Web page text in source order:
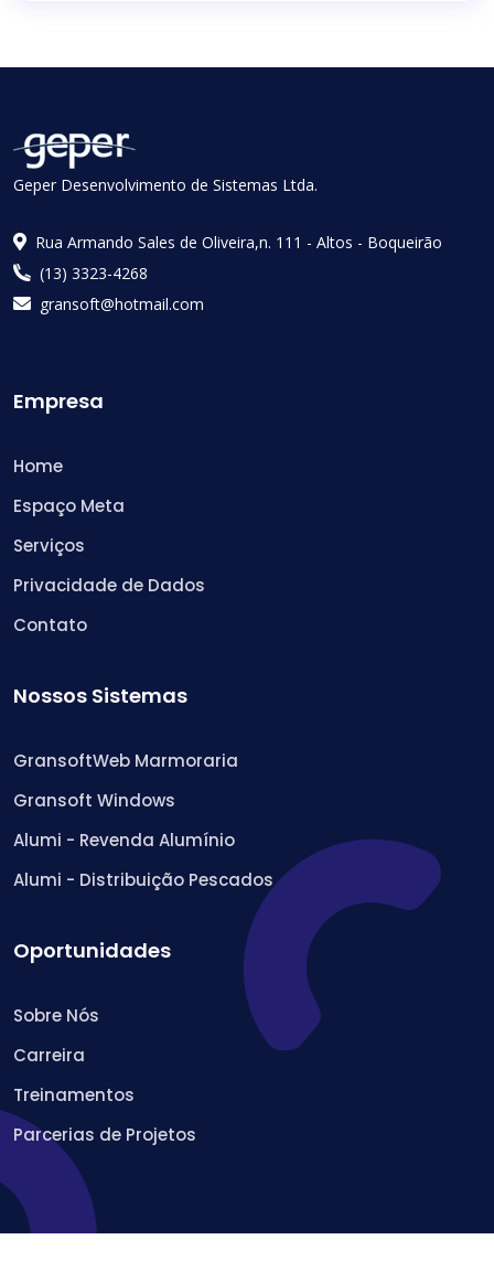
Geper Desenvolvimento de Sistemas Ltda.
Rua Armando Sales de Oliveira,n. 111 - Altos - Boqueirão
(13) 3323-4268
gransoft@hotmail.com
Empresa
Home
Espaço Meta
Serviços
Privacidade de Dados
Contato
Nossos Sistemas
GransoftWeb Marmoraria
Gransoft Windows
Alumi - Revenda Alumínio
Alumi - Distribuição Pescados
Oportunidades
Sobre Nós
Carreira
Treinamentos
Parcerias de Projetos